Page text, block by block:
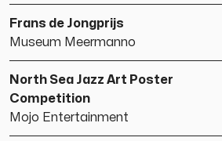
Frans de Jongprijs
Museum Meermanno
North Sea Jazz Art Poster
Competition
Mojo Entertainment